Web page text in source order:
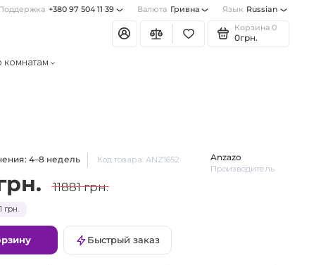
Поддержка +380 97 504 11 39 Валюта Гривна Язык Russian
Корзина 0
0грн.
комнатам
4–8 недель Код товара: ANZ1652
Anzazo
Производитель
11881 грн.
грн.
Быстрый заказ